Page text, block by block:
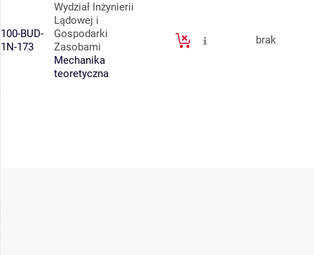
100-BUD-
1N-173
Wydział Inżynierii
Lądowej i
Gospodarki
Zasobami
Mechanika
teoretyczna
brak